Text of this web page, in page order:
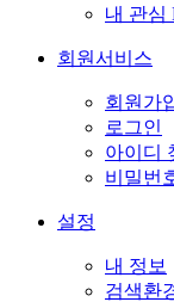
내 관심
회원서비스
회원가
로그인
아이디
비밀번
설정
내 정보
검색환